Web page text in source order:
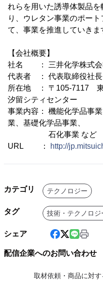
れらを用いた誘導体製品
り、ウレタン事業のポー
て、事業を推進していきま
【会社概要】
社名 ： 三井化学株式会
代表者 ： 代表取締役社
所在地 ： 〒105-7117 東
汐留シティセンター
事業内容： 機能化学品事
業、基礎化学品事業、
石化事業 など
URL ：
http://
カテゴリ テクノロジー
タグ 技術・テクノロジ
シェア
配信企業へのお問い合わせ
取材依頼・商品に対す